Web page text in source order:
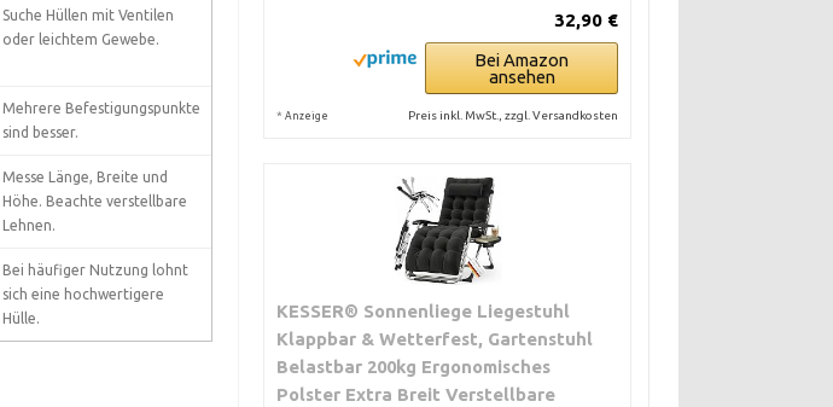
Suche Hüllen mit Ventilen
oder leichtem Gewebe.
Mehrere Befestigungspunkte
sind besser.
Messe Länge, Breite und
Höhe. Beachte verstellbare
Lehnen.
Bei häufiger Nutzung lohnt
sich eine hochwertigere
Hülle.
32,90 €
Bei Amazon
ansehen
* Anzeige Preis inkl. MwSt., zzgl. Versandkosten
KESSER® Sonnenliege Liegestuhl
Klappbar & Wetterfest, Gartenstuhl
Belastbar 200kg Ergonomisches
Polster Extra Breit Verstellbare